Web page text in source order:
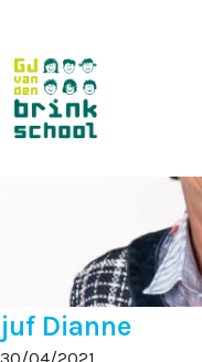
juf Dianne